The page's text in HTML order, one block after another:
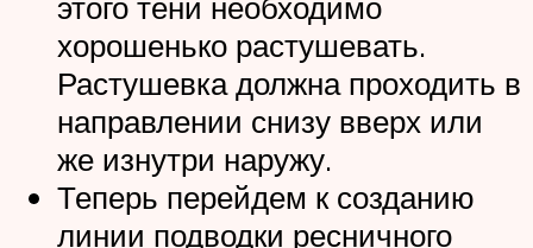
хорошенько растушевать.
Растушевка должна проходить в
направлении снизу вверх или
же изнутри наружу.
Теперь перейдем к созданию
линии подводки ресничного